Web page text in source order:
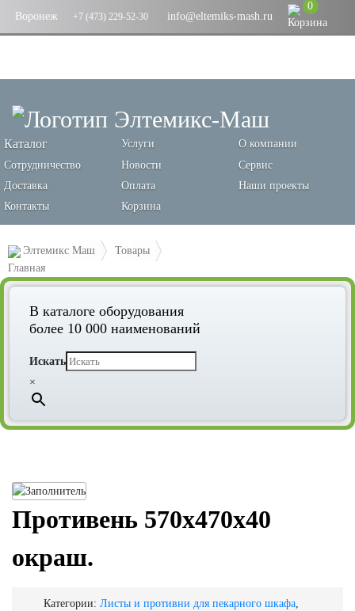
Воронеж +7 (473) 229-52-30 info@eltemiks-mash.ru
0
Каталог Услуги
О компании
Сотрудничество
Новости
Сервис
Доставка
Оплата
Наши проекты
Контакты
Корзина
Элтемикс Маш Товары
Оборудование для производства хлебобулочных изделий
Листы и противни для пекарного шкафа
Противень 570х470х40 окраш.
В каталоге оборудования
более 10 000 наименований
Искать
×
Противень 570х470х40
окраш.
Категории: Листы и противни для пекарного шкафа,